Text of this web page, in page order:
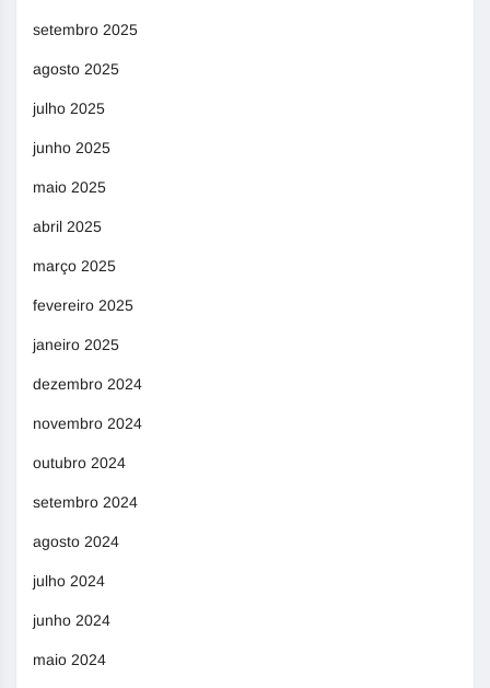
setembro 2025
agosto 2025
julho 2025
junho 2025
maio 2025
abril 2025
março 2025
fevereiro 2025
janeiro 2025
dezembro 2024
novembro 2024
outubro 2024
setembro 2024
agosto 2024
julho 2024
junho 2024
maio 2024